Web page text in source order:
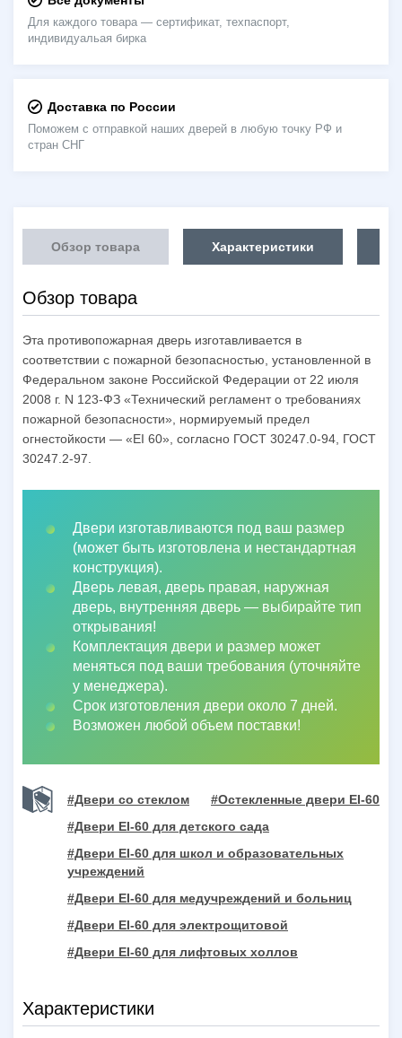
Для каждого товара — сертификат, техпаспорт,
индивидуальая бирка
Доставка по России
Поможем с отправкой наших дверей в любую точку РФ и
стран СНГ
Обзор товара Характеристики
Обзор товара
Эта противопожарная дверь изготавливается в
соответствии с пожарной безопасностью, установленной в
Федеральном законе Российской Федерации от 22 июля
2008 г. N 123-ФЗ «Технический регламент о требованиях
пожарной безопасности», нормируемый предел
огнестойкости — «EI 60», согласно ГОСТ 30247.0-94, ГОСТ
30247.2-97.
Двери изготавливаются под ваш размер
(может быть изготовлена и нестандартная
конструкция).
Дверь левая, дверь правая, наружная
дверь, внутренняя дверь — выбирайте тип
открывания!
Комплектация двери и размер может
меняться под ваши требования (уточняйте
у менеджера).
Срок изготовления двери около 7 дней.
Возможен любой объем поставки!
#Двери со стеклом
#Остекленные двери EI-60
#Двери EI-60 для детского сада
#Двери EI-60 для школ и образовательных
учреждений
#Двери EI-60 для медучреждений и больниц
#Двери EI-60 для электрощитовой
#Двери EI-60 для лифтовых холлов
Характеристики